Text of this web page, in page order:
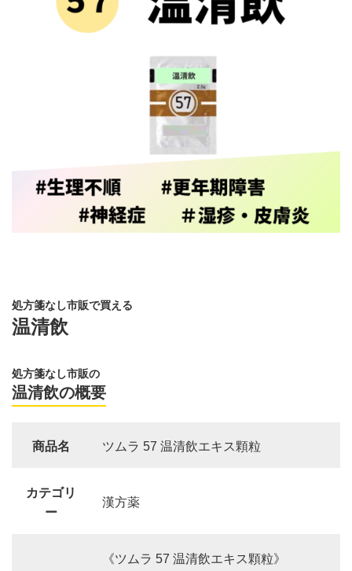
処方箋なし市販で買える
温清飲
処方箋なし市販の
温清飲の概要
商品名 ツムラ 57 温清飲エキス顆粒
カテゴリ
ー
漢方薬
《ツムラ 57 温清飲エキス顆粒》